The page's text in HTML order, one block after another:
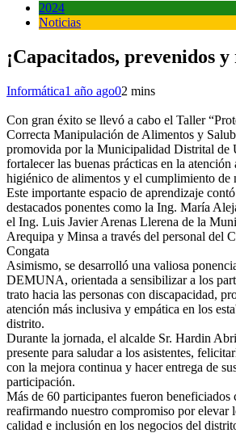
2024
Noticias
¡Capacitados, prevenidos y
Informática1 año ago02 mins
Con gran éxito se llevó a cabo el Taller
Correcta Manipulación de Alimentos y
promovida por la Municipalidad Distrital de
fortalecer las buenas prácticas en la
higiénico de alimentos y el cumplimiento de
Este importante espacio de aprendizaje
destacados ponentes como la Ing. María
el Ing. Luis Javier Arenas Llerena de la
Arequipa y Minsa a través del personal del
Congata
Asimismo, se desarrolló una valiosa
DEMUNA, orientada a sensibilizar a los
trato hacia las personas con discapacidad,
atención más inclusiva y empática en los
distrito.
Durante la jornada, el alcalde Sr. Hardin
presente para saludar a los asistentes,
con la mejora continua y hacer entrega de
participación.
Más de 60 participantes fueron beneficiados
reafirmando nuestro compromiso por elevar
calidad e inclusión en los negocios del